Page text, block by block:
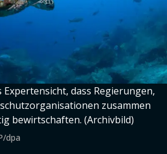
Expertensicht, dass Regierungen,
zusammen
bewirtschaften. (Archivbild)
dpa